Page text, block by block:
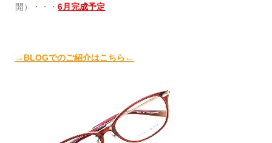
開）・・・6月完成予定
→BLOGでのご紹介はこちら←